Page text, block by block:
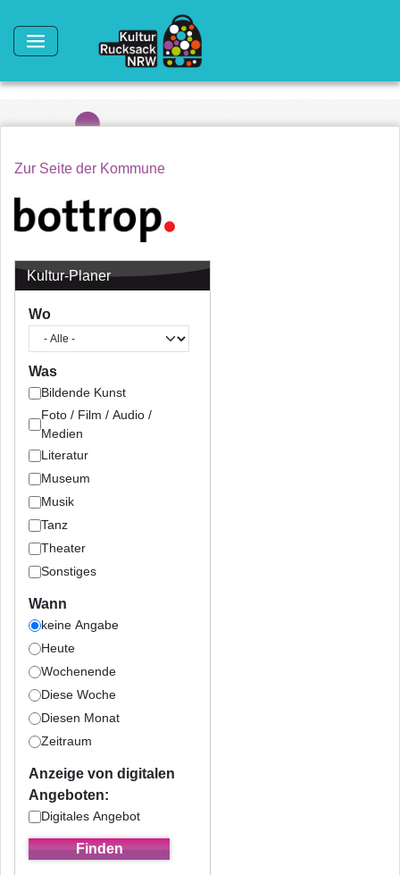
Zur Seite der Kommune
Kultur-Planer
Wo
Was
Bildende Kunst
Foto / Film / Audio /
Medien
Literatur
Museum
Musik
Tanz
Theater
Sonstiges
Wann
keine Angabe
Heute
Wochenende
Diese Woche
Diesen Monat
Zeitraum
Anzeige von digitalen
Angeboten:
Digitales Angebot